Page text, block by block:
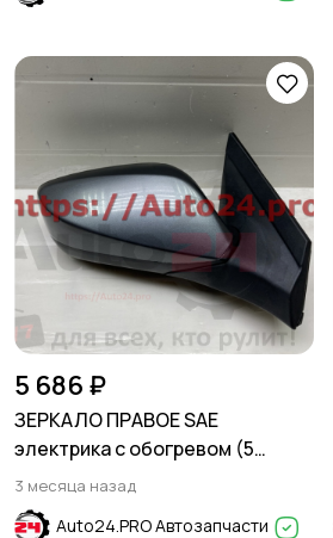
5 686 ₽
ЗЕРКАЛО ПРАВОЕ SAE
электрика с обогревом (5
контактов) HYUNDAI SOLARIS
2011-2017
3 месяца назад
Auto24.PRO Автозапчасти